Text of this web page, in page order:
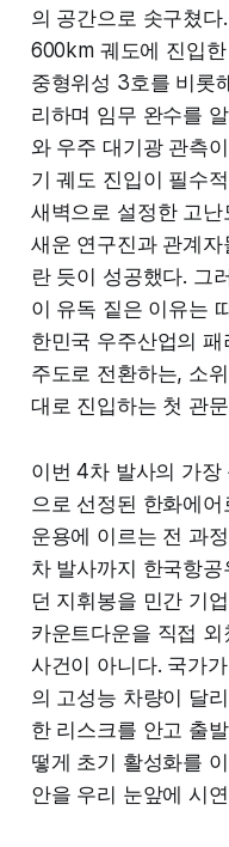
의 공간으로 솟구쳤
600km 궤도에 진입
중형위성 3호를 비롯
리하며 임무 완수를
와 우주 대기광 관측
기 궤도 진입이 필수
새벽으로 설정한 고
새운 연구진과 관계
란 듯이 성공했다. 그
이 유독 짙은 이유는
한민국 우주산업의
주도로 전환하는, 소
대로 진입하는 첫 관
이번 4차 발사의 가장
으로 선정된 한화에
운용에 이르는 전 과
차 발사까지 한국항
던 지휘봉을 민간 기
카운트다운을 직접
사건이 아니다. 국가
의 고성능 차량이 달
한 리스크를 안고 출
떻게 초기 활성화를
안을 우리 눈앞에 시